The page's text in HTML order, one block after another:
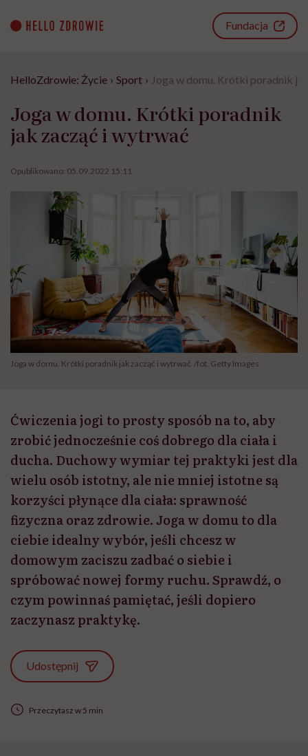
content
Fundacja
HelloZdrowie: Życie › Sport › Joga w domu. Krótki poradnik
Joga w domu. Krótki poradnik
jak zacząć i wytrwać
Opublikowano: 05.09.2022 15:11
Joga w domu. Krótki poradnik jak zacząć i wytrwać /fot. Getty Images
Ćwiczenia jogi to prosty sposób na to, aby
zrobić jednocześnie coś dobrego dla ciała i
ducha. Duchowy wymiar tej praktyki jest dla
wielu osób istotny, ale nie mniej istotne są
korzyści płynące dla ciała: sprawność
fizyczna oraz zdrowie. Joga w domu to dla
ciebie idealny wybór, jeśli chcesz w
domowym zaciszu zadbać o siebie i
spróbować nowej formy ruchu. Sprawdź, o
czym powinnaś pamiętać, jeśli dopiero
zaczynasz praktykę.
Udostępnij
Przeczytasz w 5 min